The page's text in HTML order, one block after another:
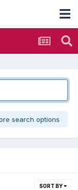
search options
SORT BY